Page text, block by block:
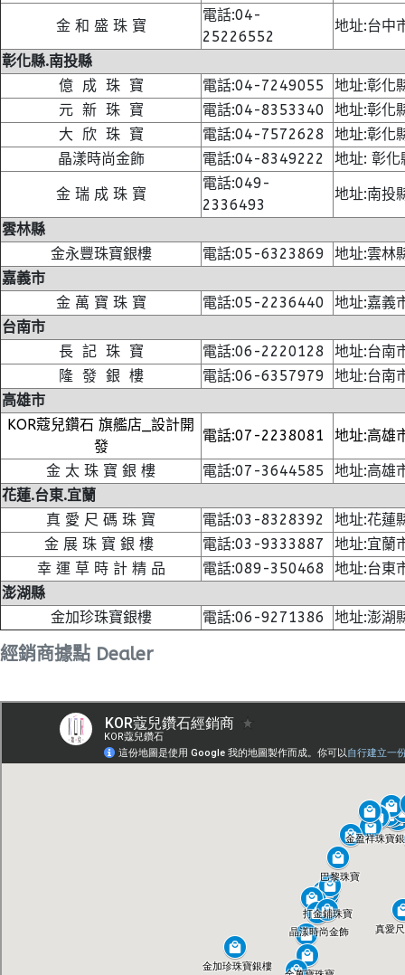
經銷商據點 Dealer
金 和 盛 珠 寶
電話:04-
25226552
地址:台中
彰化縣.南投縣
億 成 珠 寶
電話:04-7249055
地址:彰化
元 新 珠 寶
電話:04-8353340
地址:彰化
大 欣 珠 寶
電話:04-7572628
地址:彰化
晶漾時尚金飾
電話:04-8349222 地址: 彰
金 瑞 成 珠 寶
電話:049-
2336493
地址:南投
雲林縣
金永豐珠寶銀樓
電話:05-6323869
地址:雲林
嘉義市
金 萬 寶 珠 寶
電話:05-2236440
地址:嘉義
台南市
長 記 珠 寶
電話:06-2220128
地址:台南
隆 發 銀 樓
電話:06-6357979
地址:台南
高雄市
KOR蔻兒鑽石 旗艦店_設計開
發
電話:07-2238081 地址:高雄
金 太 珠 寶 銀 樓 電話:07-3644585
地址:高雄
花蓮.台東.宜蘭
真 愛 尺 碼 珠 寶
電話:03-8328392
地址:花蓮
金 展 珠 寶 銀 樓
電話:03-9333887
地址:宜蘭
幸 運 草 時 計 精 品
電話:089-350468
地址:台東
澎湖縣
金加珍珠寶銀樓
電話:06-9271386 地址:澎湖